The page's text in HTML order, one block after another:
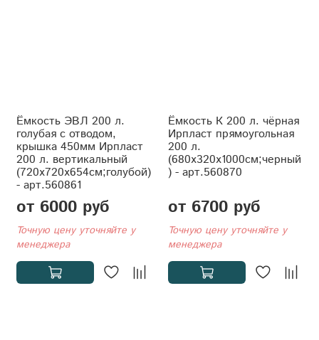
Ёмкость ЭВЛ 200 л.
голубая с отводом,
крышка 450мм Ирпласт
200 л. вертикальный
(720x720x654см;голубой)
- арт.560861
от 6000 руб
Точную цену уточняйте у
менеджера
Ёмкость К 200 л. чёрная
Ирпласт прямоугольная
200 л.
(680x320x1000см;черный
) - арт.560870
от 6700 руб
Точную цену уточняйте у
менеджера